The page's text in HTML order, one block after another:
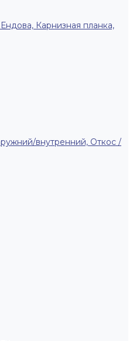
Карнизная планка,
внутренний, Откос /